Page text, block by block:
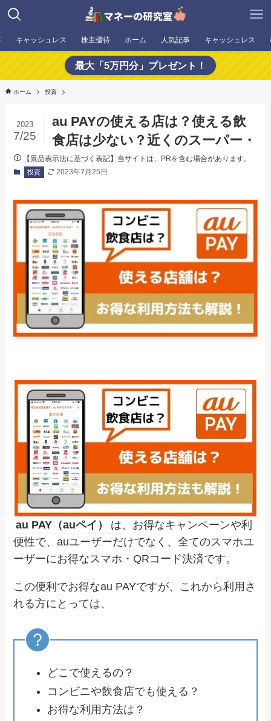
キャッシュレス 株主優待 ホーム 人気記事 キャッシュレス
最大「5万円分」プレゼント！
ホーム 投資
au PAYの使える店は？使える飲
食店は少ない？近くのスーパー・
2023
7/25
【景品表示法に基づく表記】当サイトは、PRを含む場合があります。
投資 2023年7月25日
au PAY（auペイ）
は、お得なキャンペーンや利
便性で、auユーザーだけでなく、全てのスマホユ
ーザーにお得なスマホ・QRコード決済です。
この便利でお得なau PAYですが、これから利用さ
れる方にとっては、
どこで使えるの？
コンビニや飲食店でも使える？
お得な利用方法は？